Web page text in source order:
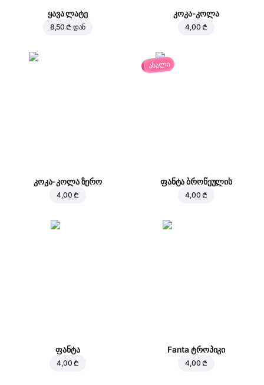
ყავა ლატე
8,50 ₾ დან
კოკა-კოლა
4,00 ₾
კოკა-კოლა ზერო
4,00 ₾
ახალი
ფანტა ბროწეულის
4,00 ₾
ფანტა
4,00 ₾
Fanta ტროპიკი
4,00 ₾